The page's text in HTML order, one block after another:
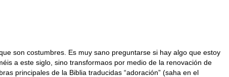
son costumbres. Es muy sano preguntarse si hay algo que estoy
a este siglo, sino transformaos por medio de la renovación de
principales de la Biblia traducidas “adoración” (saha en el